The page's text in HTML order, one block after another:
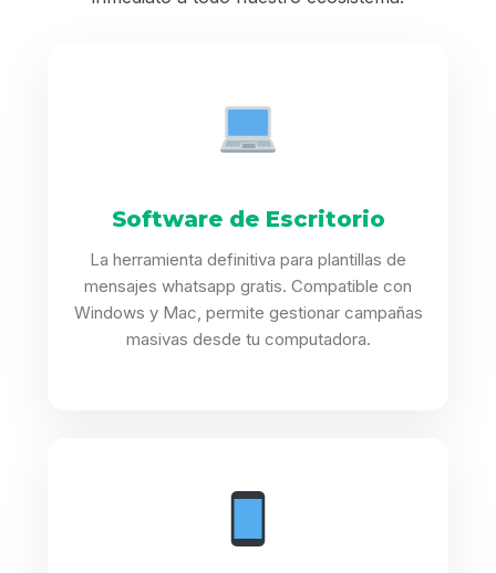
Software de Escritorio
La herramienta definitiva para plantillas de
mensajes whatsapp gratis. Compatible con
Windows y Mac, permite gestionar campañas
masivas desde tu computadora.